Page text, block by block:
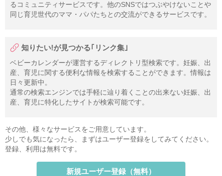
るコミュニティサービスです。他のSNSではつぶやけないことや
同じ育児世代のママ・パパたちとの交流ができるサービスです。
知りたい!が見つかる｢リンク集｣
ベビーカレンダーが運営するディレクトリ型検索です。妊娠、出
産、育児に関する便利な情報を検索することができます。情報は
日々更新中。
通常の検索エンジンでは手軽に辿り着くことの出来ない妊娠、出
産、育児に特化したサイトが検索可能です。
その他、様々なサービスをご用意しています。
少しでも気になったら、まずはユーザー登録をしてみてください。
登録、利用は無料です。
新規ユーザー登録（無料）